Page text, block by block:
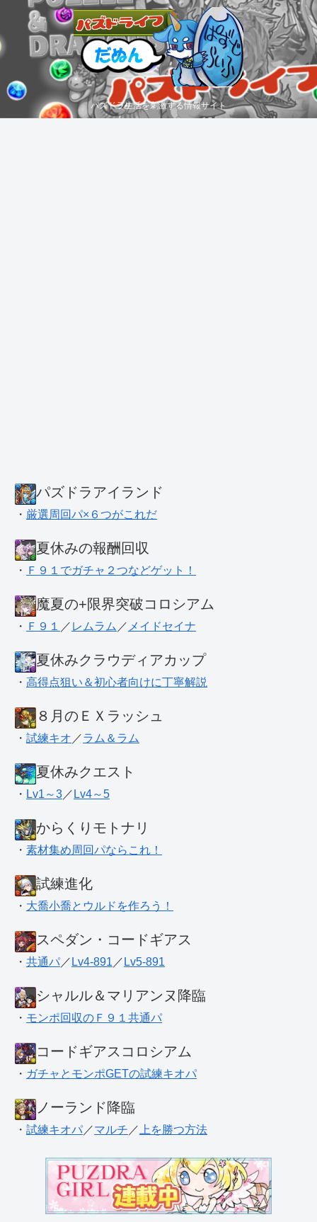
パズドラ生活を刺激する情報サイト
パズドラアイランド
・ 厳選周回パ×６つがこれだ
夏休みの報酬回収
・ Ｆ９１でガチャ２つなどゲット！
魔夏の+限界突破コロシアム
・ Ｆ９１ ／ レムラム ／ メイドセイナ
夏休みクラウディアカップ
・ 高得点狙い＆初心者向けに丁寧解説
８月のＥＸラッシュ
・ 試練キオ ／ラム＆ラム
夏休みクエスト
・ Lv1～3 ／ Lv4～5
からくりモトナリ
・ 素材集め周回パならこれ！
試練進化
・ 大喬小喬とウルドを作ろう！
スペダン・コードギアス
・ 共通パ ／ Lv4-891 ／ Lv5-891
シャルル＆マリアンヌ降臨
・ モンポ回収のＦ９１共通パ
コードギアスコロシアム
・ ガチャとモンポGETの試練キオパ
ノーランド降臨
・ 試練キオパ ／マルチ ／ 上を勝つ方法